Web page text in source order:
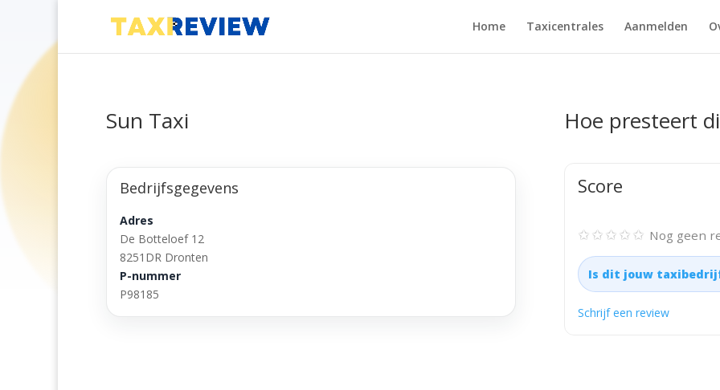
Home Taxicentrales Aanmelden
Sun Taxi
Bedrijfsgegevens
Adres
De Botteloef 12
8251DR Dronten
P-nummer
P98185
Hoe presteert
Score
✩✩✩✩✩ Nog geen
Is dit jouw
Schrijf een review